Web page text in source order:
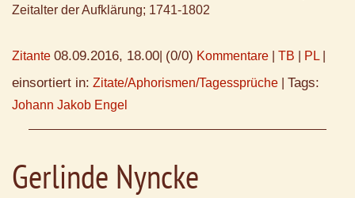
Zeitalter der Aufklärung; 1741-1802
Zitante 08.09.2016, 18.00 (0/0) Kommentare TB PL
einsortiert in: Zitate/Aphorismen/Tagessprüche Tags:
Johann Jakob Engel
Gerlinde Nyncke